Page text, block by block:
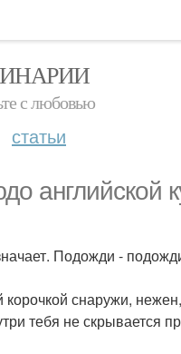
с любовью
статьи
английской
Подожди -
снаружи,
тебя не скрывается